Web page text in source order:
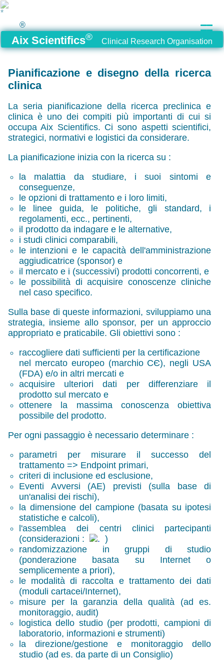
®
Aix Scientifics® Clinical Research Organisation
Pianificazione e disegno della ricerca
clinica
La seria pianificazione della ricerca preclinica e
clinica è uno dei compiti più importanti di cui si
occupa Aix Scientifics. Ci sono aspetti scientifici,
strategici, normativi e logistici da considerare.
La pianificazione inizia con la ricerca su :
la malattia da studiare, i suoi sintomi e
conseguenze,
le opzioni di trattamento e i loro limiti,
le linee guida, le politiche, gli standard, i
regolamenti, ecc., pertinenti,
il prodotto da indagare e le alternative,
i studi clinici comparabili,
le intenzioni e le capacità dell'amministrazione
aggiudicatrice (sponsor) e
il mercato e i (successivi) prodotti concorrenti, e
le possibilità di acquisire conoscenze cliniche
nel caso specifico.
Sulla base di queste informazioni, sviluppiamo una
strategia, insieme allo sponsor, per un approccio
appropriato e praticabile. Gli obiettivi sono :
raccogliere dati sufficienti per la certificazione
nel mercato europeo (marchio СЄ), negli USA
(FDA) e/o in altri mercati e
acquisire ulteriori dati per differenziare il
prodotto sul mercato e
ottenere la massima conoscenza obiettiva
possibile del prodotto.
Per ogni passaggio è necessario determinare :
parametri per misurare il successo del
trattamento => Endpoint primari,
criteri di inclusione ed esclusione,
Eventi Avversi (AE) previsti (sulla base di
un'analisi dei rischi),
la dimensione del campione (basata su ipotesi
statistiche e calcoli),
l'assemblea dei centri clinici partecipanti
(considerazioni :
)
randomizzazione in gruppi di studio
(ponderazione basata su Internet o
semplicemente a priori),
le modalità di raccolta e trattamento dei dati
(moduli cartacei/Internet),
misure per la garanzia della qualità (ad es.
monitoraggio, audit)
logistica dello studio (per prodotti, campioni di
laboratorio, informazioni e strumenti)
la direzione/gestione e monitoraggio dello
studio (ad es. da parte di un Consiglio)